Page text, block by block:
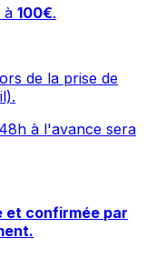
à100€.
de la prise de
à l'avance sera
et confirmée par